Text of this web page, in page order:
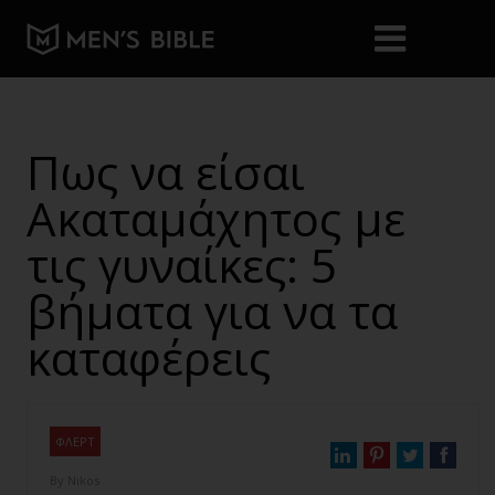
Πως να είσαι
Ακαταμάχητος με
τις γυναίκες: 5
βήματα για να τα
καταφέρεις
ΦΛΕΡΤ